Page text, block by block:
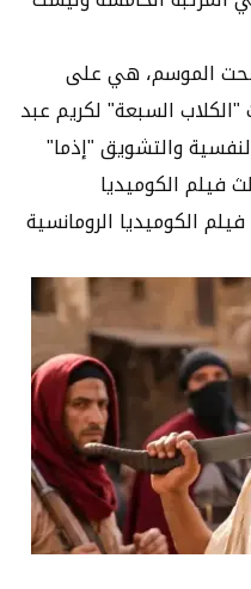
الموسم، هي على
السبعة" لكريم عبد
والتشويق "إذما"
فيلم الكوميديا
الكوميديا الرومانسية